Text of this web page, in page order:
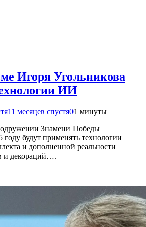
Игоря Угольникова
ИИ
11 месяцев спустя01 минуты
Знамени Победы
году будут применять технологии
и дополненной реальности
и декораций….